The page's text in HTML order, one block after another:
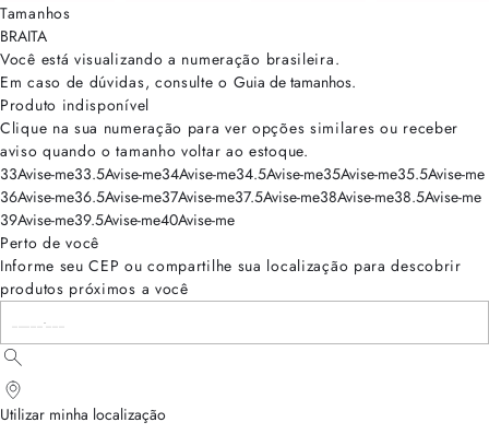
Tamanhos
BRAITA
Você está visualizando a numeração brasileira.
Em caso de dúvidas, consulte o Guia de tamanhos.
Produto indisponível
Clique na sua numeração para ver opções similares ou receber
aviso quando o tamanho voltar ao estoque.
33Avise-me33.5Avise-me34Avise-me34.5Avise-me35Avise-me35.5Avise-me
36Avise-me36.5Avise-me37Avise-me37.5Avise-me38Avise-me38.5Avise-me
39Avise-me39.5Avise-me40Avise-me
Perto de você
Informe seu CEP ou compartilhe sua localização para descobrir
produtos próximos a você
Utilizar minha localização